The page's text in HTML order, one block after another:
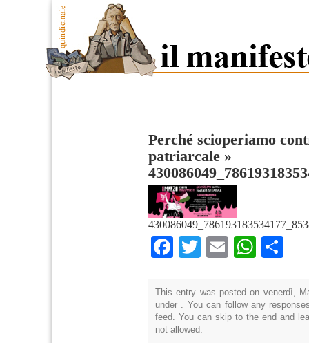
Perché scioperiamo
patriarcale »
Facebook
Twitter
Email
This entry was posted on venerdì,
under . You can follow any
feed. You can skip to the end and
not allowed.